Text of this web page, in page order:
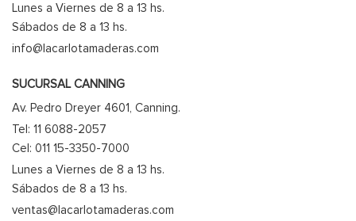
Lunes a Viernes de 8 a 13 hs.
Sábados de 8 a 13 hs.
info@lacarlotamaderas.com
SUCURSAL CANNING
Av. Pedro Dreyer 4601, Canning.
Tel: 11 6088-2057
Cel: 011 15-3350-7000
Lunes a Viernes de 8 a 13 hs.
Sábados de 8 a 13 hs.
ventas@lacarlotamaderas.com